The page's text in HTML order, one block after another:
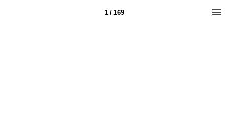
1 / 169